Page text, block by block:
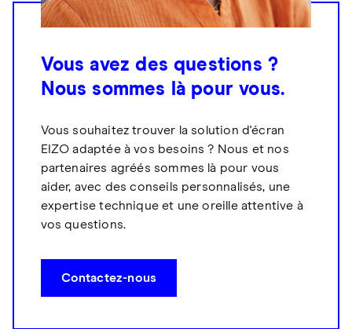
Vous avez des questions ?
Nous sommes là pour vous.
Vous souhaitez trouver la solution d'écran
EIZO adaptée à vos besoins ? Nous et nos
partenaires agréés sommes là pour vous
aider, avec des conseils personnalisés, une
expertise technique et une oreille attentive à
vos questions.
Contactez-nous